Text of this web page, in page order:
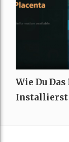
Wie Du
Installierst